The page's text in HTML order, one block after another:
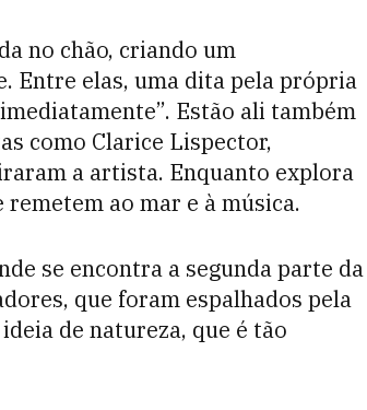
no chão, criando um
Entre elas, uma dita pela própria
Estão ali também
como Clarice Lispector,
a artista. Enquanto explora
ao mar e à música.
se encontra a segunda parte da
que foram espalhados pela
de natureza, que é tão